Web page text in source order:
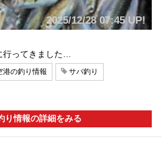
2025/12/28 07:45 UP!
ってきました…
港の釣り情報 サバ釣り
り情報の詳細をみる